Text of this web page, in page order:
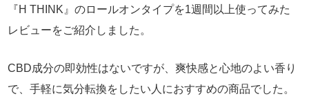
『H THINK』のロールオンタイプを1週間以上使ってみた
レビューをご紹介しました。
CBD成分の即効性はないですが、爽快感と心地のよい香り
で、手軽に気分転換をしたい人におすすめの商品でした。